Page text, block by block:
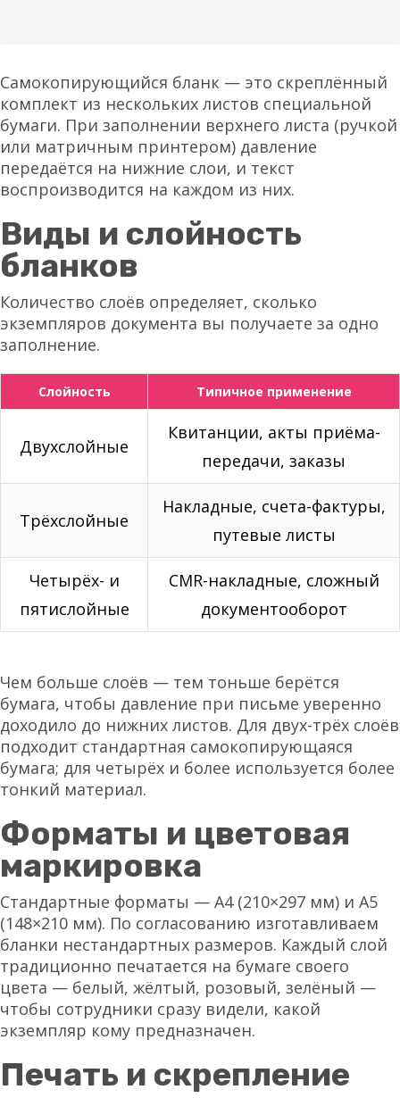
Самокопирующийся бланк — это скреплённый
комплект из нескольких листов специальной
бумаги. При заполнении верхнего листа (ручкой
или матричным принтером) давление
передаётся на нижние слои, и текст
воспроизводится на каждом из них.
Виды и слойность
бланков
Количество слоёв определяет, сколько
экземпляров документа вы получаете за одно
заполнение.
Слойность Типичное применение
Двухслойные
Квитанции, акты приёма-
передачи, заказы
Трёхслойные
Накладные, счета-фактуры,
путевые листы
Четырёх- и
пятислойные
CMR-накладные, сложный
документооборот
Чем больше слоёв — тем тоньше берётся
бумага, чтобы давление при письме уверенно
доходило до нижних листов. Для двух-трёх слоёв
подходит стандартная самокопирующаяся
бумага; для четырёх и более используется более
тонкий материал.
Форматы и цветовая
маркировка
Стандартные форматы — А4 (210×297 мм) и А5
(148×210 мм). По согласованию изготавливаем
бланки нестандартных размеров. Каждый слой
традиционно печатается на бумаге своего
цвета — белый, жёлтый, розовый, зелёный —
чтобы сотрудники сразу видели, какой
экземпляр кому предназначен.
Печать и скрепление